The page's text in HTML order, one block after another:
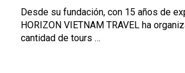
Desde su fundación, con 15 años de
HORIZON VIETNAM TRAVEL ha
cantidad de tours …